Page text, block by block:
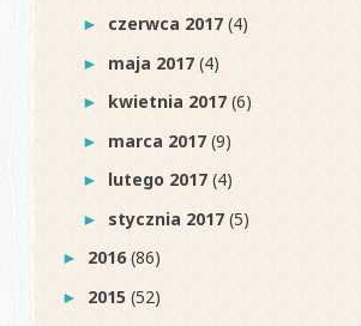
► czerwca 2017(4)
► maja 2017(4)
► kwietnia 2017(6)
► marca 2017(9)
► lutego 2017(4)
► stycznia 2017(5)
► 2016(86)
► 2015(52)